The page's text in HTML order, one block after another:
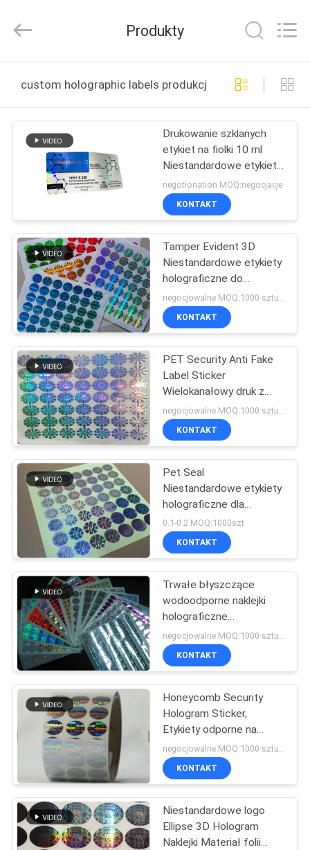
PRODUKTY
WYCIECZKA
PO
FABRYCE
KONTROLA
JAKOŚCI
SKONTAKTUJ
SIĘ
NAMI
AKTUALNOŚCI
SPRAWY
SITEMAP
PRIVACY
POLICY
Reserved.
Produkty
custom holographic labels produkcja online
Drukowanie szklanych
etykiet na fiolki 10 ml
Niestandardowe etykiety
holograficzne na butelki
10 ml
negotionation MOQ:negocjacje
KONTAKT
Tamper Evident 3D
Niestandardowe etykiety
holograficzne do
pakowania pudełek z
etykietami na fiolki
KONTAKT
PET Security Anti Fake
Label Sticker
Wielokanałowy druk z
hologramem Kod z logo
KONTAKT
Pet Seal
Niestandardowe etykiety
holograficzne dla
zwiększonej
uwierzytelniania produktu
0.1-0.2 MOQ:1000szt
KONTAKT
Trwałe błyszczące
wodoodporne naklejki
holograficzne
bezpieczeństwa z
kolorowym
negocjowalne MOQ:1000 sztuk / projekt
KONTAKT
Honeycomb Security
Hologram Sticker,
Etykiety odporne na
ingerencje w środowisko
Eco Friendly Material
KONTAKT
Niestandardowe logo
Ellipse 3D Hologram
Naklejki Materiał folii